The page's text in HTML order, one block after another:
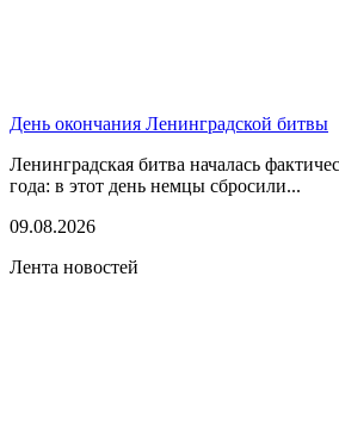
День окончания Ленинградской битвы
Ленинградская битва началась
года: в этот день немцы сбросили...
09.08.2026
Лента новостей